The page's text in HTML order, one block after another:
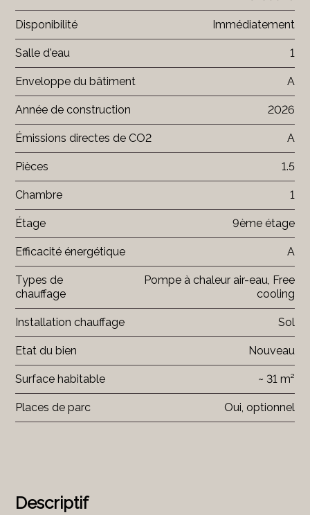
Descriptif
Disponibilité Immédiatement
Salle d'eau 1
Enveloppe du bâtiment A
Année de construction 2026
Émissions directes de CO2 A
Pièces 1.5
Chambre 1
Étage 9ème étage
Efficacité énergétique A
Types de
chauffage
Pompe à chaleur air-eau, Free
cooling
Installation chauffage Sol
Etat du bien Nouveau
Surface habitable ~ 31 m²
Places de parc Oui, optionnel